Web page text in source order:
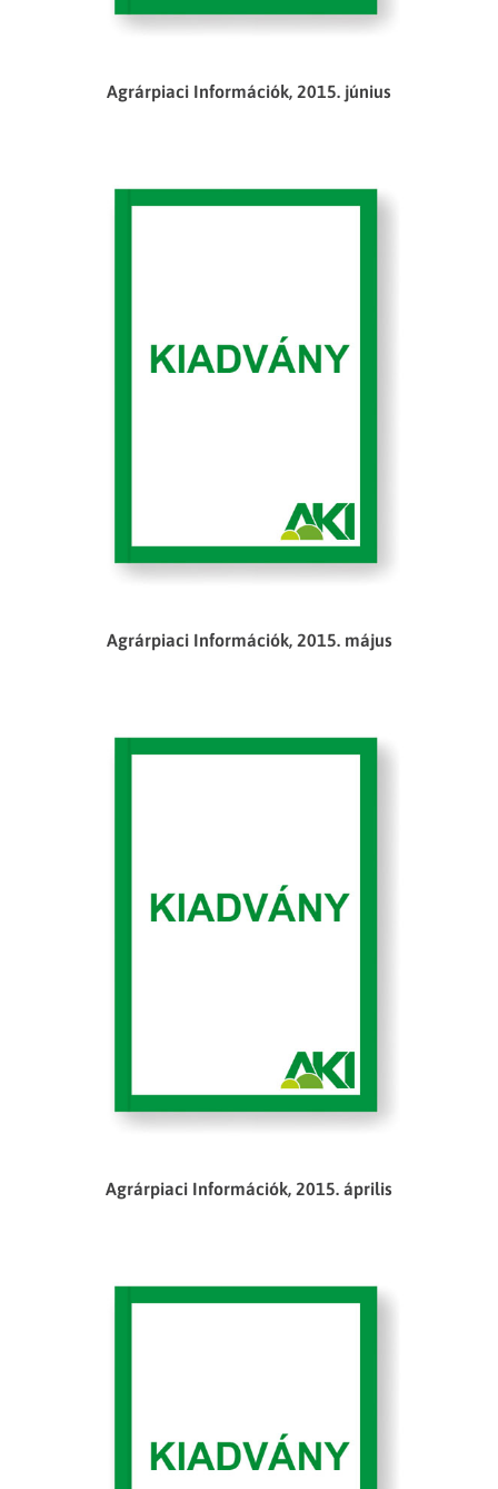
Agrárpiaci Információk, 2015. június
Agrárpiaci Információk, 2015. május
Agrárpiaci Információk, 2015. április